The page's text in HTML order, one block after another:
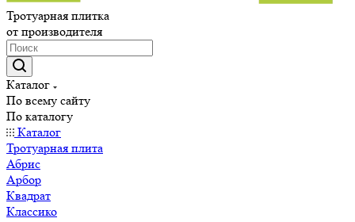
Тротуарная плитка
от производителя
Каталог
По всему сайту
По каталогу
Каталог
Тротуарная плита
Абрис
Арбор
Квадрат
Классико